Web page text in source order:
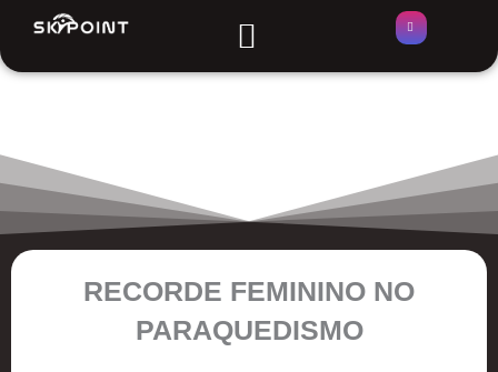
o
conteúdo
Menu
RECORDE FEMININO NO
PARAQUEDISMO